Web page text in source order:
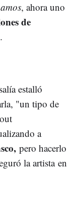
, ahora uno
de
estalló
"un tipo de
a
pero hacerlo
la artista en